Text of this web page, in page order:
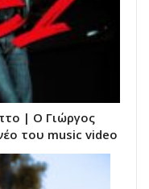
| Ο Γιώργος
του music video